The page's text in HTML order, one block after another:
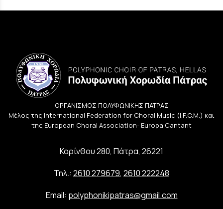
ΟΡΓΑΝΙΣΜΟΣ ΠΟΛΥΦΩΝΙΚΗΣ ΠΑΤΡΑΣ
Μέλος της International Federation for Choral Music (I.F.C.M.) και
της European Choral Association- Europa Cantant
Κορίνθου 280, Πάτρα, 26221
Τηλ.: 2610 279679, 2610 222248
Email: polyphonikipatras@gmail.com